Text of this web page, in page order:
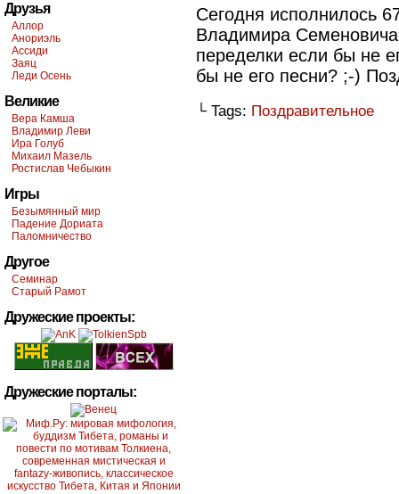
Друзья
Аллор
Анориэль
Ассиди
Заяц
Леди Осень
Великие
Вера Камша
Владимир Леви
Ира Голуб
Михаил Мазель
Ростислав Чебыкин
Игры
Безымянный мир
Падение Дориата
Паломничество
Другое
Семинар
Старый Рамот
Дружеские проекты:
Дружеские порталы:
Сегодня исполнилось
Владимира
переделки если бы не
бы не его песни? ;-)
└ Tags: Поздравительное